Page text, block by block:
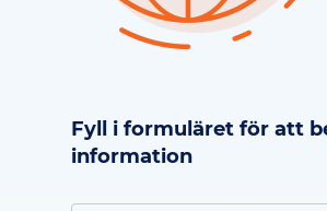
Fyll i formuläret för att
information